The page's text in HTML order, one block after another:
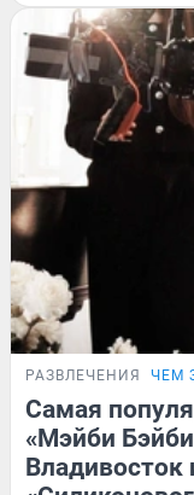
РАЗВЛЕЧЕНИЯ ЧЕМ
Самая
«Мэйби
Владивосток